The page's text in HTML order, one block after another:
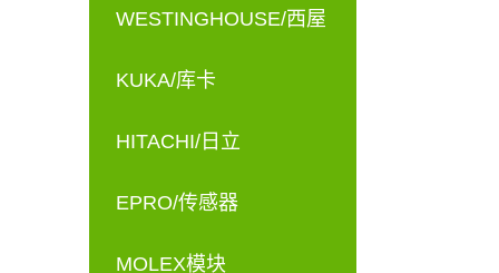
WESTINGHOUSE/西屋
KUKA/库卡
HITACHI/日立
EPRO/传感器
MOLEX模块